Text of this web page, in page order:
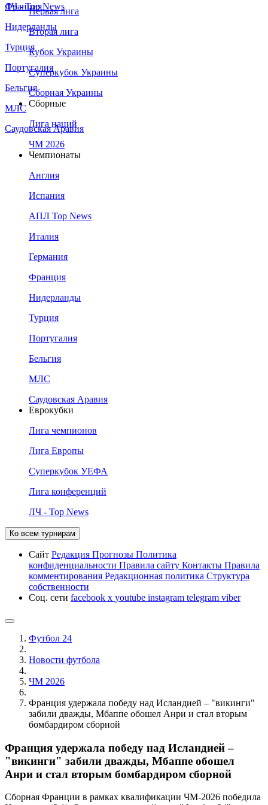
Франция
Нидерланды
Турция
Португалия
Бельгия
МЛС
Саудовская Аравия
ЛЧ - Top News
Первая лига
Вторая лига
Кубок Украины
Суперкубок Украины
Сборная Украины
Сборные
Лига наций
ЧМ 2026
Чемпионаты
Англия
Испания
АПЛ Top News
Италия
Германия
Франция
Нидерланды
Турция
Португалия
Бельгия
МЛС
Саудовская Аравия
Еврокубки
Лига чемпионов
Лига Европы
Суперкубок УЕФА
Лига конференций
ЛЧ - Top News
Ко всем турнирам
Сайт Редакция Прогнозы Политика
конфиденциальности Правила сайту Контакты Правила
комментирования Редакционная политика Структура
собственности
Соц. сети facebook x youtube instagram telegram viber
Футбол 24
Новости футбола
ЧМ 2026
Франция удержала победу над Исландией – "викинги"
забили дважды, Мбаппе обошел Анри и стал вторым
бомбардиром сборной
Франция удержала победу над Исландией –
"викинги" забили дважды, Мбаппе обошел
Анри и стал вторым бомбардиром сборной
Сборная Франции в рамках квалификации ЧМ-2026 победила